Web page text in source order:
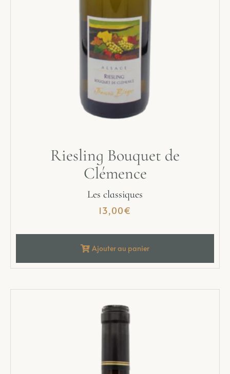
Riesling Bouquet de
Clémence
Les classiques
13,00€
Ajouter au panier